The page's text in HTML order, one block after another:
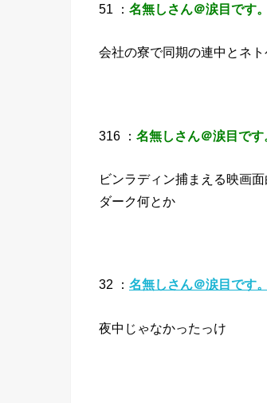
51 ： 名無しさん＠涙目です。
会社の寮で同期の連中とネト
316 ： 名無しさん＠涙目で
ビンラディン捕まえる映画
ダーク何とか
32 ： 名無しさん＠涙目です。
夜中じゃなかったっけ